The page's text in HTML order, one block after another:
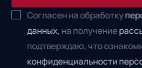
Согласен на обработку
данных, на получение
подтверждаю, что
конфиденциальности